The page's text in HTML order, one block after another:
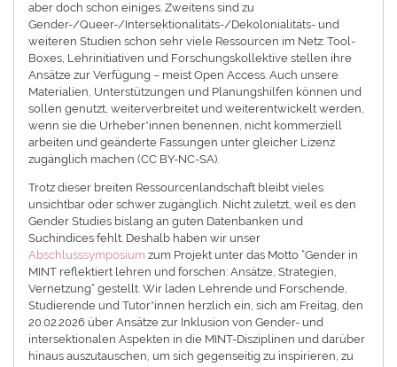
aber doch schon einiges. Zweitens sind zu
Gender-/Queer-/Intersektionalitäts-/Dekolonialitäts- und
weiteren Studien schon sehr viele Ressourcen im Netz: Tool-
Boxes, Lehrinitiativen und Forschungskollektive stellen ihre
Ansätze zur Verfügung – meist Open Access. Auch unsere
Materialien, Unterstützungen und Planungshilfen können und
sollen genutzt, weiterverbreitet und weiterentwickelt werden,
wenn sie die Urheber*innen benennen, nicht kommerziell
arbeiten und geänderte Fassungen unter gleicher Lizenz
zugänglich machen (CC BY-NC-SA).
Trotz dieser breiten Ressourcenlandschaft bleibt vieles
unsichtbar oder schwer zugänglich. Nicht zuletzt, weil es den
Gender Studies bislang an guten Datenbanken und
Suchindices fehlt. Deshalb haben wir unser
Abschlusssymposium zum Projekt unter das Motto “Gender in
MINT reflektiert lehren und forschen: Ansätze, Strategien,
Vernetzung“ gestellt. Wir laden Lehrende und Forschende,
Studierende und Tutor*innen herzlich ein, sich am Freitag, den
20.02.2026 über Ansätze zur Inklusion von Gender- und
intersektionalen Aspekten in die MINT-Disziplinen und darüber
hinaus auszutauschen, um sich gegenseitig zu inspirieren, zu